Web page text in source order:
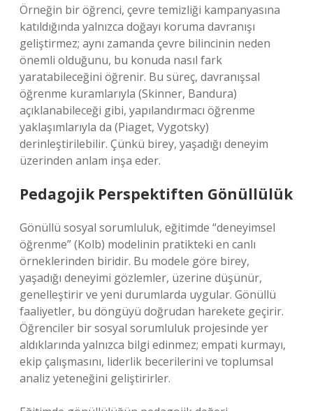
Örneğin bir öğrenci, çevre temizliği kampanyasına
katıldığında yalnızca doğayı koruma davranışı
geliştirmez; aynı zamanda çevre bilincinin neden
önemli olduğunu, bu konuda nasıl fark
yaratabileceğini öğrenir. Bu süreç, davranışsal
öğrenme kuramlarıyla (Skinner, Bandura)
açıklanabileceği gibi, yapılandırmacı öğrenme
yaklaşımlarıyla da (Piaget, Vygotsky)
derinleştirilebilir. Çünkü birey, yaşadığı deneyim
üzerinden anlam inşa eder.
Pedagojik Perspektiften Gönüllülük
Gönüllü sosyal sorumluluk, eğitimde “deneyimsel
öğrenme” (Kolb) modelinin pratikteki en canlı
örneklerinden biridir. Bu modele göre birey,
yaşadığı deneyimi gözlemler, üzerine düşünür,
genelleştirir ve yeni durumlarda uygular. Gönüllü
faaliyetler, bu döngüyü doğrudan harekete geçirir.
Öğrenciler bir sosyal sorumluluk projesinde yer
aldıklarında yalnızca bilgi edinmez; empati kurmayı,
ekip çalışmasını, liderlik becerilerini ve toplumsal
analiz yeteneğini geliştirirler.